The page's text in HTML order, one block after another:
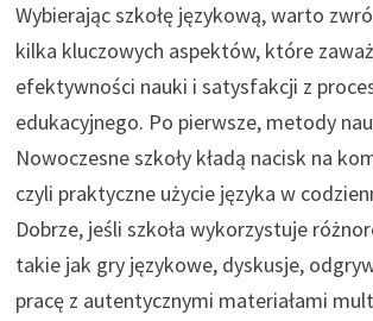
Wybierając szkołę językową, warto
kilka kluczowych aspektów, które
efektywności nauki i satysfakcji z
edukacyjnego. Po pierwsze, metody
Nowoczesne szkoły kładą nacisk na
czyli praktyczne użycie języka w
Dobrze, jeśli szkoła wykorzystuje
takie jak gry językowe, dyskusje,
pracę z autentycznymi materiałami